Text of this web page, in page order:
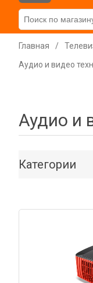
Главная /
Аудио и видео
Аудио и
Категории